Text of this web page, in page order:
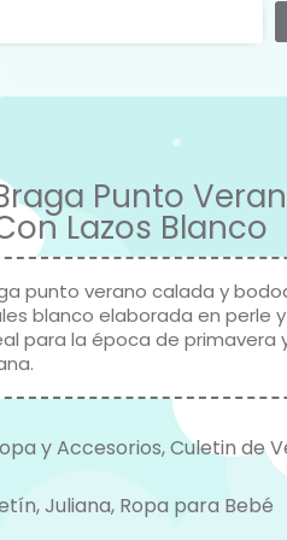
Punto
Lazos Blanco
punto verano calada y
blanco elaborada en perle y
para la época de primavera
y Accesorios,Culetin de
,Juliana, Ropa para Bebé